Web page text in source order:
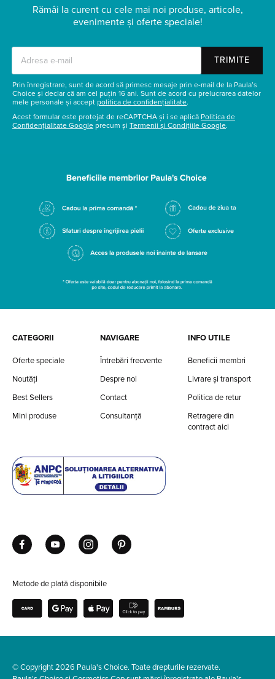
Rămâi la curent cu cele mai noi produse, articole,
evenimente și oferte speciale!
TRIMITE
Prin înregistrare, sunt de acord să primesc mesaje prin e-mail de la Paula’s
Choice și declar că am cel puțin 16 ani. Sunt de acord cu prelucrarea datelor
mele personale și accept politica de confidențialitate.
Acest formular este protejat de reCAPTCHA și i se aplică Politica de
Confidențialitate Google precum și Termenii și Condițiile Google.
CATEGORII
Oferte speciale
Noutăți
Best Sellers
Mini produse
NAVIGARE
Întrebări frecvente
Despre noi
Contact
Consultanță
INFO UTILE
Beneficii membri
Livrare și transport
Politica de retur
Retragere din
contract aici
Metode de plată disponibile
© Copyright 2026 Paula's Choice. Toate drepturile rezervate.